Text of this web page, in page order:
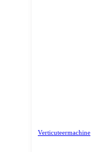
Verticuteermachine